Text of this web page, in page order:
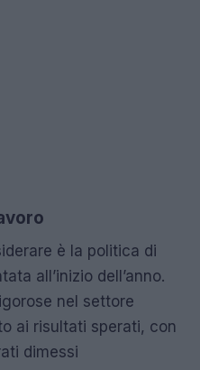
è la politica di
all’inizio dell’anno.
nel settore
ai risultati sperati, con
dimessi